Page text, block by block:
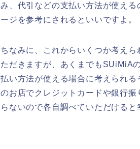
み、代引などの支払い方法が使え
ージを参考にされるといいですよ。
ちなみに、これからいくつか考え
ただきますが、あくまでもSUiMiA
払い方法が使える場合に考えられ
のお店でクレジットカードや銀行
らないので各自調べていただけると